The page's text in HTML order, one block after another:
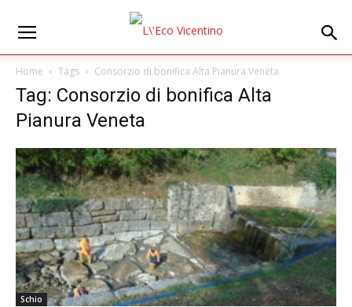
Home Tags Consorzio di bonifica Alta Pianura Veneta
Tag: Consorzio di bonifica Alta
Pianura Veneta
Schio